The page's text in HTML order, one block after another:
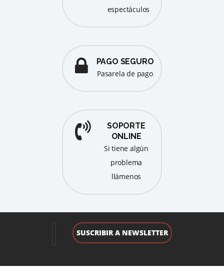
espectáculos
PAGO SEGURO
pasarela de pago
SOPORTE
ONLINE
Si tiene algún
problema
llámenos